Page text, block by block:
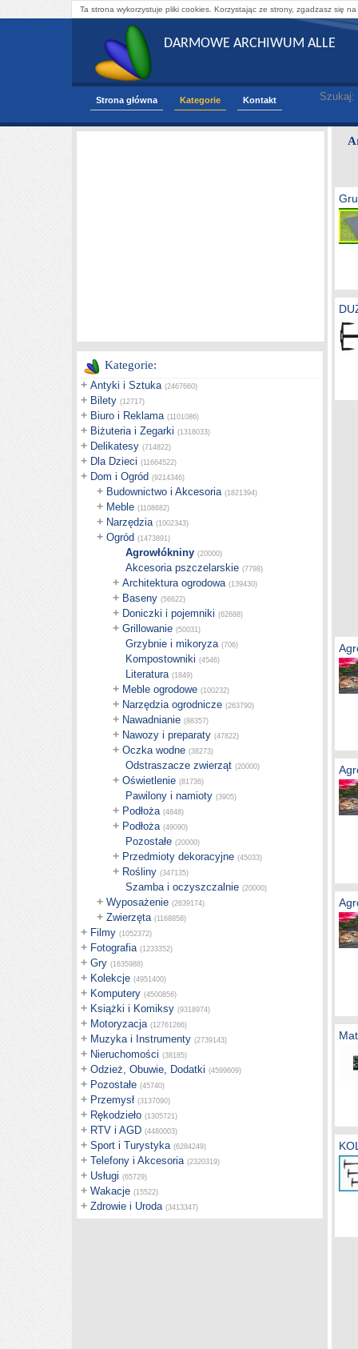
Ta strona wykorzystuje pliki cookies. Korzystając ze strony, zgadzasz się
DARMOWE ARCHIWUM ALLE
Strona główna Kategorie Kontakt Szukaj:
Kategorie:
+ Antyki i Sztuka (2467660)
+ Bilety (12717)
+ Biuro i Reklama (1101086)
+ Biżuteria i Zegarki (1318033)
+ Delikatesy (714822)
+ Dla Dzieci (11664522)
+ Dom i Ogród (9214346)
+ Budownictwo i Akcesoria (1821394)
+ Meble (1108682)
+ Narzędzia (1002343)
+ Ogród (1473891)
Agrowłókniny (20000)
Akcesoria pszczelarskie (7798)
+ Architektura ogrodowa (139430)
+ Baseny (56622)
+ Doniczki i pojemniki (62688)
+ Grillowanie (50031)
Grzybnie i mikoryza (706)
Kompostowniki (4546)
Literatura (1849)
+ Meble ogrodowe (100232)
+ Narzędzia ogrodnicze (263790)
+ Nawadnianie (88357)
+ Nawozy i preparaty (47822)
+ Oczka wodne (38273)
Odstraszacze zwierząt (20000)
+ Oświetlenie (81736)
Pawilony i namioty (3905)
+ Podłoża (4848)
+ Podłoża (49090)
Pozostałe (20000)
+ Przedmioty dekoracyjne (45033)
+ Rośliny (347135)
Szamba i oczyszczalnie (20000)
+ Wyposażenie (2639174)
+ Zwierzęta (1168858)
+ Filmy (1052372)
+ Fotografia (1233352)
+ Gry (1635988)
+ Kolekcje (4951400)
+ Komputery (4500856)
+ Książki i Komiksy (9318974)
+ Motoryzacja (12761266)
+ Muzyka i Instrumenty (2739143)
+ Nieruchomości (38185)
+ Odzież, Obuwie, Dodatki (4599609)
+ Pozostałe (45740)
+ Przemysł (3137090)
+ Rękodzieło (1305721)
+ RTV i AGD (4480003)
+ Sport i Turystyka (6284249)
+ Telefony i Akcesoria (2320319)
+ Usługi (65729)
+ Wakacje (15522)
+ Zdrowie i Uroda (3413347)